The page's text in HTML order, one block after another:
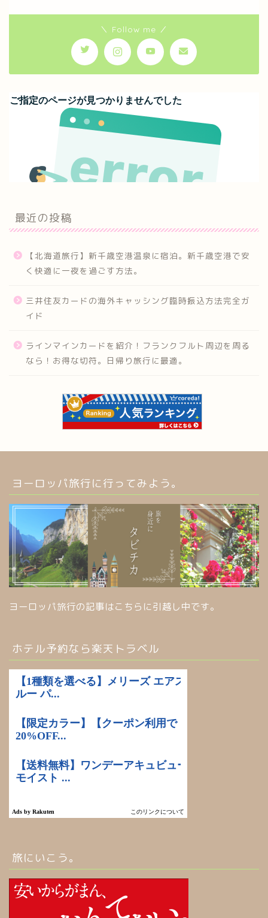
＼ Follow me ／
最近の投稿
【北海道旅行】新千歳空港温泉に宿泊。新千歳空港で安
く快適に一夜を過ごす方法。
三井住友カードの海外キャッシング臨時振込方法完全ガ
イド
ラインマインカードを紹介！フランクフルト周辺を周る
なら！お得な切符。日帰り旅行に最適。
ヨーロッパ旅行に行ってみよう。
ヨーロッパ旅行の記事はこちらに引越し中です。
ホテル予約なら楽天トラベル
旅にいこう。